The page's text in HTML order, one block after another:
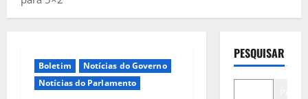
Boletim
Notícias do Governo
Notícias do Parlamento
PESQUISAR